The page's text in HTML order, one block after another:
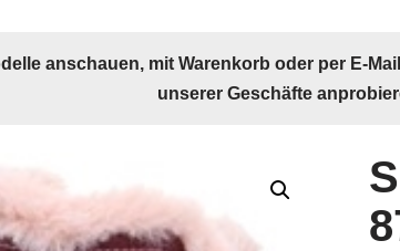
anschauen, mit Warenkorb oder per E-Mail
unserer Geschäfte